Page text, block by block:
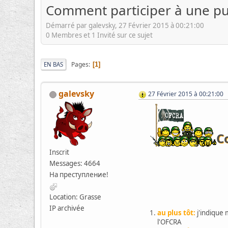
Comment participer à une
Démarré par galevsky, 27 Février 2015 à 00:21:00
0 Membres et 1 Invité sur ce sujet
EN BAS Pages 1
galevsky
Inscrit
Messages: 4664
На преступление!
Location: Grasse
IP archivée
27 Février 2015 à 00:21:00
au plus tôt: j'indique
l'OFCRA